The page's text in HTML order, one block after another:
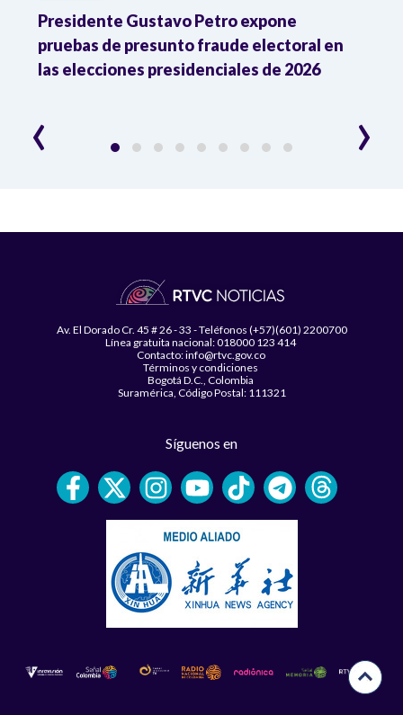
Presidente Gustavo Petro expone
pruebas de presunto fraude electoral en
las elecciones presidenciales de 2026
‹ ›
Av. El Dorado Cr. 45 # 26 - 33 - Teléfonos (+57)(601) 2200700
Línea gratuita nacional: 018000 123 414
Contacto: info@rtvc.gov.co
Términos y condiciones
Bogotá D.C., Colombia
Suramérica, Código Postal: 111321
Síguenos en